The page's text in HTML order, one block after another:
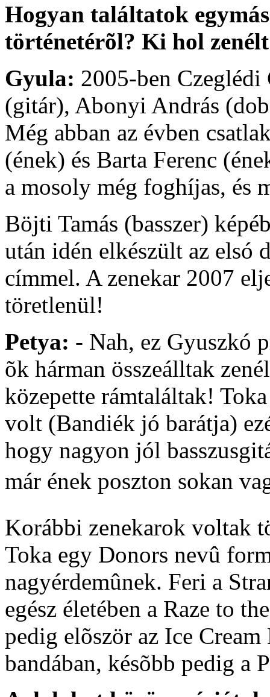
Hogyan találtatok
történetérõl? Ki hol
Gyula: 2005-ben
(gitár), Abonyi András
Még abban az évben
(ének) és Barta Ferenc
a mosoly még foghíjas, és
Böjti Tamás (basszer)
után idén elkészült az elsó
címmel. A zenekar 2007
töretlenül!
Petya: - Nah, ez Gyuszkó
õk hárman összeálltak
közepette rámtaláltak!
volt (Bandiék jó barátja)
hogy nagyon jól
már ének poszton sokan
Korábbi zenekarok voltak
Toka egy Donors nevû
nagyérdemûnek. Feri a
egész életében a Raze to
pedig elõször az Ice
bandában, késõbb pedig a